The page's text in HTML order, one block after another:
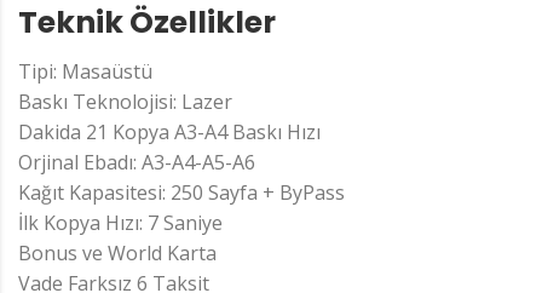
Teknik Özellikler
Tipi: Masaüstü
Baskı Teknolojisi: Lazer
Dakida 21 Kopya A3-A4 Baskı Hızı
Orjinal Ebadı: A3-A4-A5-A6
Kağıt Kapasitesi: 250 Sayfa + ByPass
İlk Kopya Hızı: 7 Saniye
Bonus ve World Karta
Vade Farksız 6 Taksit